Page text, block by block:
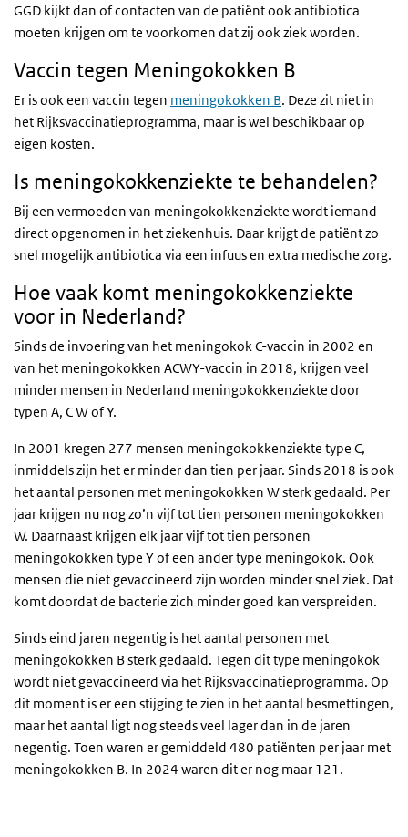
GGD kijkt dan of contacten van de patiënt ook antibiotica
moeten krijgen om te voorkomen dat zij ook ziek worden.
Vaccin tegen Meningokokken B
Er is ook een vaccin tegen meningokokken B. Deze zit niet in
het Rijksvaccinatieprogramma, maar is wel beschikbaar op
eigen kosten.
Is meningokokkenziekte te behandelen?
Bij een vermoeden van meningokokkenziekte wordt iemand
direct opgenomen in het ziekenhuis. Daar krijgt de patiënt zo
snel mogelijk antibiotica via een infuus en extra medische zorg.
Hoe vaak komt meningokokkenziekte
voor in Nederland?
Sinds de invoering van het meningokok C-vaccin in 2002 en
van het meningokokken ACWY-vaccin in 2018, krijgen veel
minder mensen in Nederland meningokokkenziekte door
typen A, C W of Y.
In 2001 kregen 277 mensen meningokokkenziekte type C,
inmiddels zijn het er minder dan tien per jaar. Sinds 2018 is ook
het aantal personen met meningokokken W sterk gedaald. Per
jaar krijgen nu nog zo’n vijf tot tien personen meningokokken
W. Daarnaast krijgen elk jaar vijf tot tien personen
meningokokken type Y of een ander type meningokok. Ook
mensen die niet gevaccineerd zijn worden minder snel ziek. Dat
komt doordat de bacterie zich minder goed kan verspreiden.
Sinds eind jaren negentig is het aantal personen met
meningokokken B sterk gedaald. Tegen dit type meningokok
wordt niet gevaccineerd via het Rijksvaccinatieprogramma. Op
dit moment is er een stijging te zien in het aantal besmettingen,
maar het aantal ligt nog steeds veel lager dan in de jaren
negentig. Toen waren er gemiddeld 480 patiënten per jaar met
meningokokken B. In 2024 waren dit er nog maar 121.